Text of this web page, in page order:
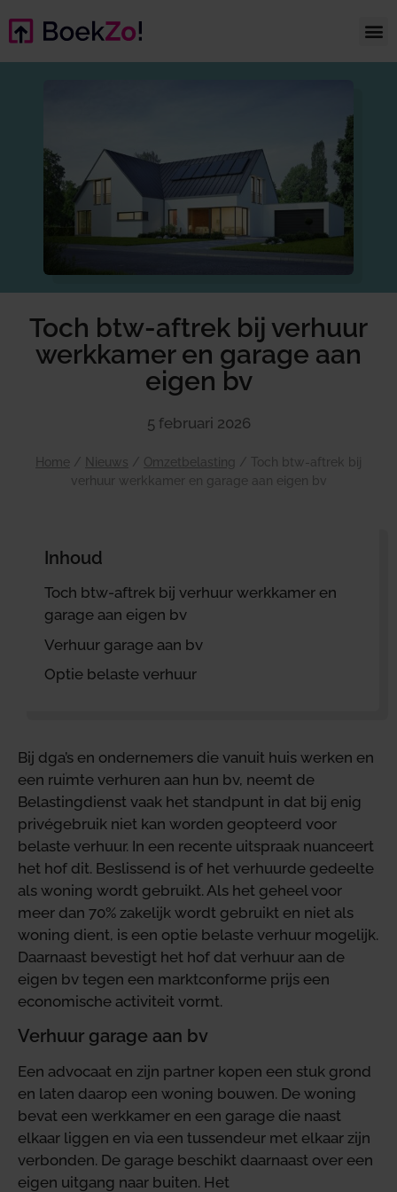
Toch btw-aftrek bij verhuur
werkkamer en garage aan
eigen bv
5 februari 2026
Home / Nieuws / Omzetbelasting / Toch btw-aftrek bij
verhuur werkkamer en garage aan eigen bv
Inhoud
Toch btw-aftrek bij verhuur werkkamer en
garage aan eigen bv
Verhuur garage aan bv
Optie belaste verhuur
Bij dga’s en ondernemers die vanuit huis werken en
een ruimte verhuren aan hun bv, neemt de
Belastingdienst vaak het standpunt in dat bij enig
privégebruik niet kan worden geopteerd voor
belaste verhuur. In een recente uitspraak nuanceert
het hof dit. Beslissend is of het verhuurde gedeelte
als woning wordt gebruikt. Als het geheel voor
meer dan 70% zakelijk wordt gebruikt en niet als
woning dient, is een optie belaste verhuur mogelijk.
Daarnaast bevestigt het hof dat verhuur aan de
eigen bv tegen een marktconforme prijs een
economische activiteit vormt.
Verhuur garage aan bv
Een advocaat en zijn partner kopen een stuk grond
en laten daarop een woning bouwen. De woning
bevat een werkkamer en een garage die naast
elkaar liggen en via een tussendeur met elkaar zijn
verbonden. De garage beschikt daarnaast over een
eigen uitgang naar buiten. Het